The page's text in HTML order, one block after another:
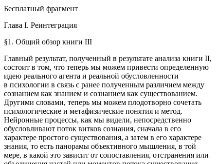
Бесплатный фрагмент
Глава I. Реинтеграция
§1. Общий обзор книги III
Главный результат, полученный в результате анализа книги II,
состоит в том, что теперь мы можем привести определенную
идею реального агента и реальной обусловленности
в психологии в связь с ранее полученным различием между
сознанием как знанием и сознанием как существованием.
Другими словами, теперь мы можем плодотворно сочетать
психологические и метафизические понятия и метод.
Нейронные процессы, как мы видели, непосредственно
обусловливают поток витков сознания, сначала в его
характере простого существования, а затем в его характере
знания, то есть панорамы объективного мышления, в той
мере, в какой это зависит от сопоставления, отстранения или